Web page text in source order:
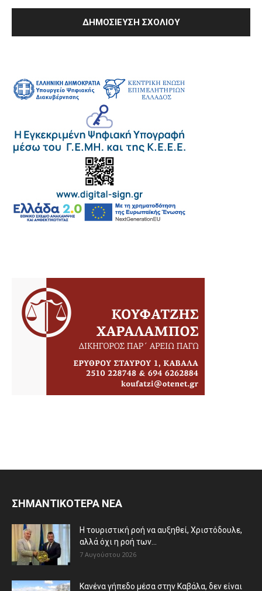
ΣΗΜΑΝΤΙΚΟΤΕΡΑ ΝΕΑ
Η τουριστική ροή να αυξηθεί, Χριστόδουλε,
αλλά όχι η ροή των...
7 Αυγούστου 2026
Κανένα γήπεδο μέσα στην Καβάλα, δεν είναι